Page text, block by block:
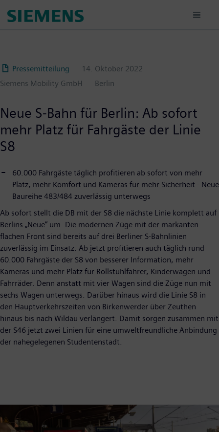
para
Pressemitteilung
14. Oktober 2022
Siemens Mobility GmbH
Berlin
Neue S-Bahn für Berlin: Ab sofort
mehr Platz für Fahrgäste der Linie
S8
60.000 Fahrgäste täglich profitieren ab sofort von mehr
Platz, mehr Komfort und Kameras für mehr Sicherheit · Neue
Baureihe 483/484 zuverlässig unterwegs
Ab sofort stellt die DB mit der S8 die nächste Linie komplett auf
Berlins „Neue“ um. Die modernen Züge mit der markanten
flachen Front sind bereits auf drei Berliner S-Bahnlinien
zuverlässig im Einsatz. Ab jetzt profitieren auch täglich rund
60.000 Fahrgäste der S8 von besserer Information, mehr
Kameras und mehr Platz für Rollstuhlfahrer, Kinderwägen und
Fahrräder. Denn anstatt mit vier Wagen sind die Züge nun mit
sechs Wagen unterwegs. Darüber hinaus wird die Linie S8 in
den Hauptverkehrszeiten von Birkenwerder über Zeuthen
hinaus bis nach Wildau verlängert. Damit sorgen zusammen mit
der S46 jetzt zwei Linien für eine umweltfreundliche Anbindung
der nahegelegenen Studentenstadt.